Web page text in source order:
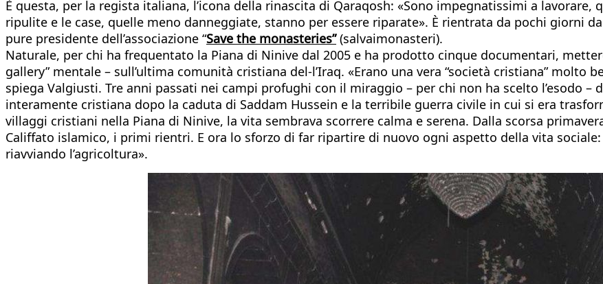
È questa, per la regista italiana, l’icona della rinascita di Qaraqosh: «Sono impegnatissimi a
ripulite e le case, quelle meno danneggiate, stanno per essere riparate». È rientrata da pochi giorni
pure presidente dell’associazione “Save the monasteries”(salvaimonasteri).
Naturale, per chi ha frequentato la Piana di Ninive dal 2005 e ha prodotto cinque documentari,
gallery” mentale – sull’ultima comunità cristiana del-l’Iraq. «Erano una vera “società cristiana” molto
spiega Valgiusti. Tre anni passati nei campi profughi con il miraggio – per chi non ha scelto l’esodo –
interamente cristiana dopo la caduta di Saddam Hussein e la terribile guerra civile in cui si era
villaggi cristiani nella Piana di Ninive, la vita sembrava scorrere calma e serena. Dalla scorsa
Califfato islamico, i primi rientri. E ora lo sforzo di far ripartire di nuovo ogni aspetto della vita
riavviando l’agricoltura».